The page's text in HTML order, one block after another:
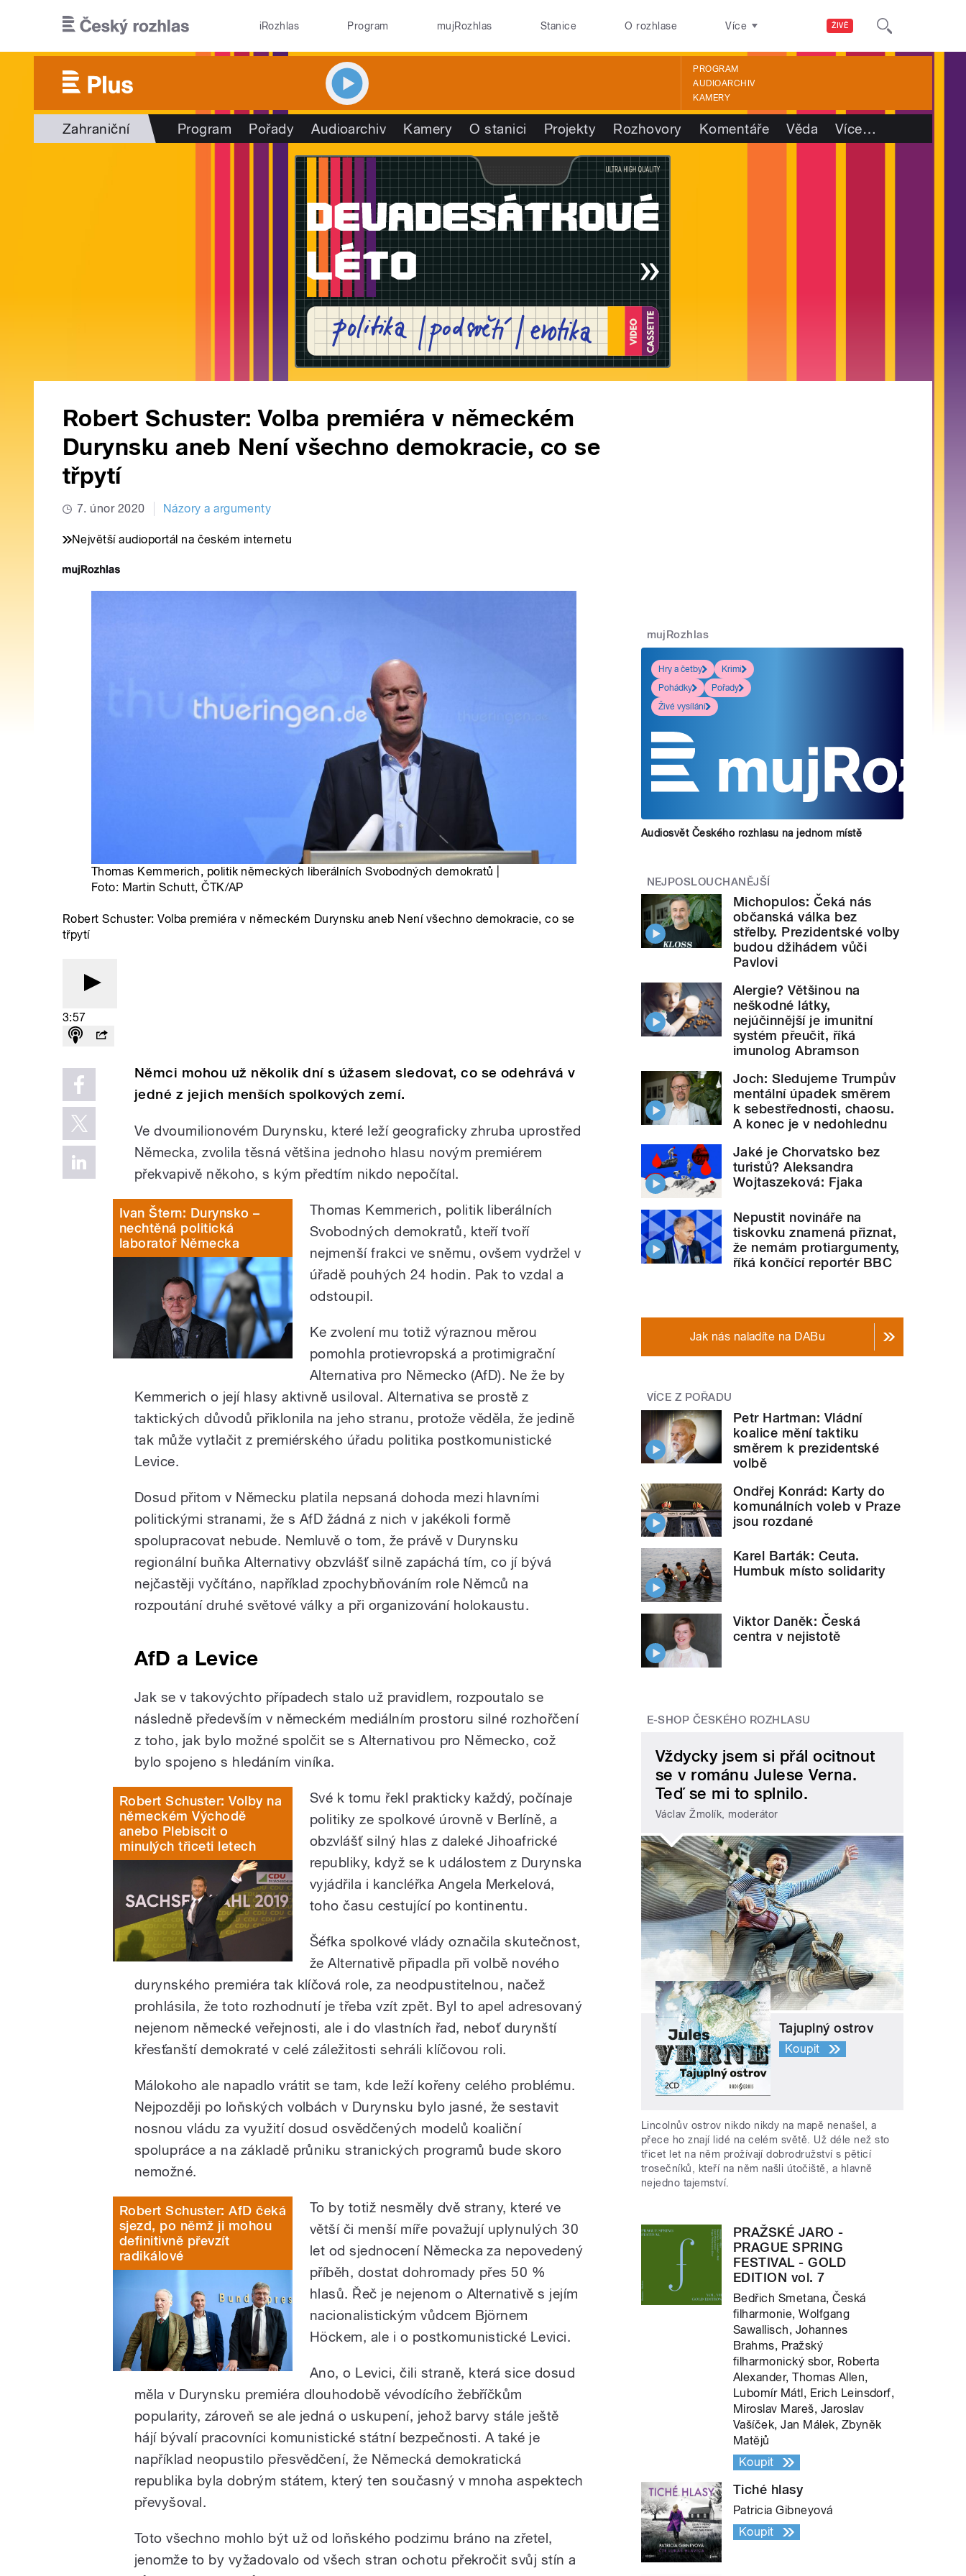
ŽIVĚ
iRozhlas Program mujRozhlas Stanice O rozhlase Více
PROGRAM
AUDIOARCHIV
KAMERY
Zahraniční Program Pořady Audioarchiv Kamery O stanici Projekty Rozhovory Komentáře Věda Více…
Robert Schuster: Volba premiéra v německém
Durynsku aneb Není všechno demokracie, co se
třpytí
7. únor 2020 Názory a argumenty
Největší audioportál na českém internetu
Thomas Kemmerich, politik německých liberálních Svobodných demokratů |
Foto: Martin Schutt, ČTK/AP
Robert Schuster: Volba premiéra v německém Durynsku aneb Není všechno demokracie, co se
třpytí
3:57
Němci mohou už několik dní s úžasem sledovat, co se odehrává v
jedné z jejich menších spolkových zemí.
Ve dvoumilionovém Durynsku, které leží geograficky zhruba uprostřed
Německa, zvolila těsná většina jednoho hlasu novým premiérem
překvapivě někoho, s kým předtím nikdo nepočítal.
Ivan Štern: Durynsko –
nechtěná politická
laboratoř Německa
Thomas Kemmerich, politik liberálních
Svobodných demokratů, kteří tvoří
nejmenší frakci ve sněmu, ovšem vydržel v
úřadě pouhých 24 hodin. Pak to vzdal a
odstoupil.
Ke zvolení mu totiž výraznou měrou
pomohla protievropská a protimigrační
Alternativa pro Německo (AfD). Ne že by
Kemmerich o její hlasy aktivně usiloval. Alternativa se prostě z
taktických důvodů přiklonila na jeho stranu, protože věděla, že jedině
tak může vytlačit z premiérského úřadu politika postkomunistické
Levice.
Dosud přitom v Německu platila nepsaná dohoda mezi hlavními
politickými stranami, že s AfD žádná z nich v jakékoli formě
spolupracovat nebude. Nemluvě o tom, že právě v Durynsku
regionální buňka Alternativy obzvlášť silně zapáchá tím, co jí bývá
nejčastěji vyčítáno, například zpochybňováním role Němců na
rozpoutání druhé světové války a při organizování holokaustu.
AfD a Levice
Jak se v takovýchto případech stalo už pravidlem, rozpoutalo se
následně především v německém mediálním prostoru silné rozhořčení
z toho, jak bylo možné spolčit se s Alternativou pro Německo, což
bylo spojeno s hledáním viníka.
Robert Schuster: Volby na
německém Východě
anebo Plebiscit o
minulých třiceti letech
Své k tomu řekl prakticky každý, počínaje
politiky ze spolkové úrovně v Berlíně, a
obzvlášť silný hlas z daleké Jihoafrické
republiky, když se k událostem z Durynska
vyjádřila i kancléřka Angela Merkelová,
toho času cestující po kontinentu.
Šéfka spolkové vlády označila skutečnost,
že Alternativě připadla při volbě nového
durynského premiéra tak klíčová role, za neodpustitelnou, načež
prohlásila, že toto rozhodnutí je třeba vzít zpět. Byl to apel adresovaný
nejenom německé veřejnosti, ale i do vlastních řad, neboť durynští
křesťanští demokraté v celé záležitosti sehráli klíčovou roli.
Málokoho ale napadlo vrátit se tam, kde leží kořeny celého problému.
Nejpozději po loňských volbách v Durynsku bylo jasné, že sestavit
nosnou vládu za využití dosud osvědčených modelů koaliční
spolupráce a na základě průniku stranických programů bude skoro
nemožné.
Robert Schuster: AfD čeká
sjezd, po němž ji mohou
definitivně převzít
radikálové
To by totiž nesměly dvě strany, které ve
větší či menší míře považují uplynulých 30
let od sjednocení Německa za nepovedený
příběh, dostat dohromady přes 50 %
hlasů. Řeč je nejenom o Alternativě s jejím
nacionalistickým vůdcem Björnem
Höckem, ale i o postkomunistické Levici.
Ano, o Levici, čili straně, která sice dosud
měla v Durynsku premiéra dlouhodobě vévodícího žebříčkům
popularity, zároveň se ale jedná o uskupení, jehož barvy stále ještě
hájí bývalí pracovníci komunistické státní bezpečnosti. A také je
například neopustilo přesvědčení, že Německá demokratická
republika byla dobrým státem, který ten současný v mnoha aspektech
převyšoval.
Toto všechno mohlo být už od loňského podzimu bráno na zřetel,
jenomže to by vyžadovalo od všech stran ochotu překročit svůj stín a
mujRozhlas
Hry a četby
Krimi
Pohádky
Pořady
Živé vysílání
Audiosvět Českého rozhlasu na jednom místě
NEJPOSLOUCHANĚJŠÍ
Michopulos: Čeká nás
občanská válka bez
střelby. Prezidentské volby
budou džihádem vůči
Pavlovi
Alergie? Většinou na
neškodné látky,
nejúčinnější je imunitní
systém přeučit, říká
imunolog Abramson
Joch: Sledujeme Trumpův
mentální úpadek směrem
k sebestřednosti, chaosu.
A konec je v nedohlednu
Jaké je Chorvatsko bez
turistů? Aleksandra
Wojtaszeková: Fjaka
Nepustit novináře na
tiskovku znamená přiznat,
že nemám protiargumenty,
říká končící reportér BBC
Jak nás naladíte na DABu
VÍCE Z POŘADU
Petr Hartman: Vládní
koalice mění taktiku
směrem k prezidentské
volbě
Ondřej Konrád: Karty do
komunálních voleb v Praze
jsou rozdané
Karel Barták: Ceuta.
Humbuk místo solidarity
Viktor Daněk: Česká
centra v nejistotě
E-SHOP ČESKÉHO ROZHLASU
Vždycky jsem si přál ocitnout
se v románu Julese Verna.
Teď se mi to splnilo.
Václav Žmolík, moderátor
Tajuplný ostrov
Koupit
Lincolnův ostrov nikdo nikdy na mapě nenašel, a
přece ho znají lidé na celém světě. Už déle než sto
třicet let na něm prožívají dobrodružství s pěticí
trosečníků, kteří na něm našli útočiště, a hlavně
nejedno tajemství.
PRAŽSKÉ JARO -
PRAGUE SPRING
FESTIVAL - GOLD
EDITION vol. 7
Bedřich Smetana, Česká
filharmonie, Wolfgang
Sawallisch, Johannes
Brahms, Pražský
filharmonický sbor, Roberta
Alexander, Thomas Allen,
Lubomír Mátl, Erich Leinsdorf,
Miroslav Mareš, Jaroslav
Vašíček, Jan Málek, Zbyněk
Matějů
Koupit
Tiché hlasy
Patricia Gibneyová
Koupit